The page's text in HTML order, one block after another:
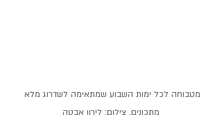
מטבוחה לכל ימות השבוע שמתאימה לשדרוג מלא
מתכונים. צילום: לירון אבטה